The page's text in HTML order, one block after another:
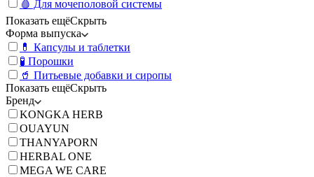
🩸 Для мочеполовой системы
Показать ещёСкрыть
Форма выпуска
💊 Капсулы и таблетки
🧪 Порошки
🥤 Питьевые добавки и сиропы
Показать ещёСкрыть
Бренд
KONGKA HERB
OUAYUN
THANYAPORN
HERBAL ONE
MEGA WE CARE